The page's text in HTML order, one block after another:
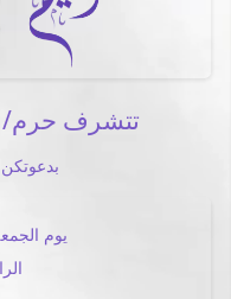
تتشرف حرم/
2025 • 5 • 25 يوم